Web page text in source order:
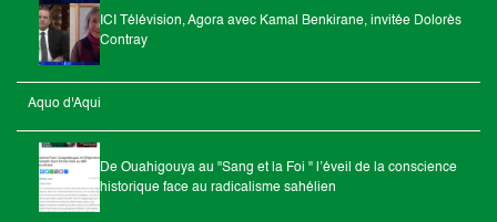
ICI Télévision, Agora avec Kamal Benkirane, invitée Dolorès
Contray
Aquo d'Aqui
De Ouahigouya au "Sang et la Foi " l’éveil de la conscience
historique face au radicalisme sahélien